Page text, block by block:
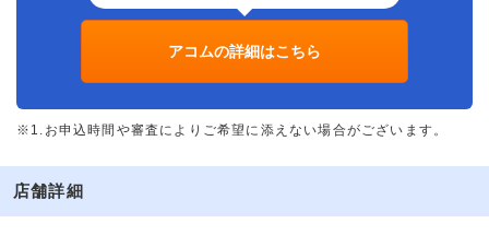
アコムの詳細はこちら
※1.お申込時間や審査によりご希望に添えない場合がございます。
店舗詳細